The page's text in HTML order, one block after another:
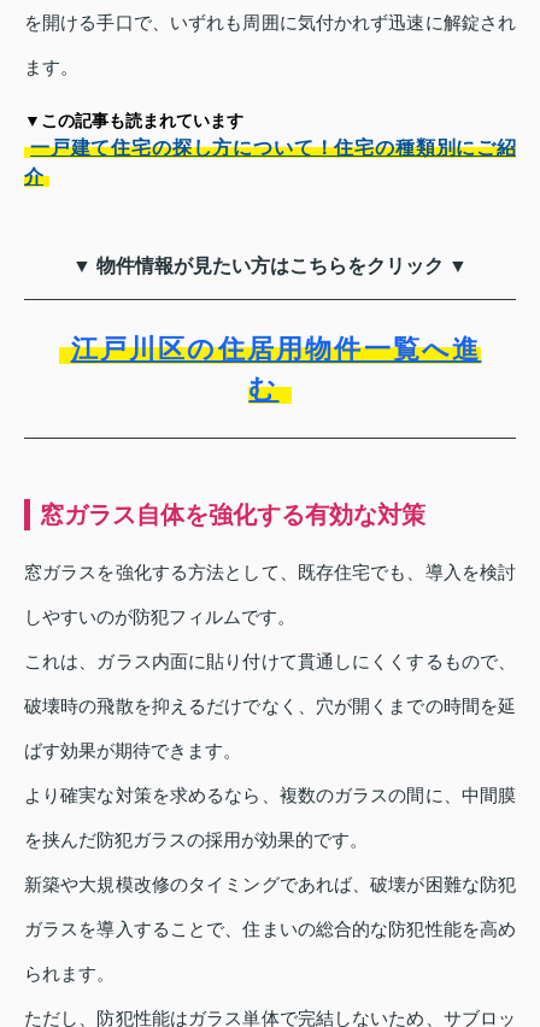
を開ける手口で、いずれも周囲に気付かれず迅速に解錠され
ます。
▼この記事も読まれています
一戸建て住宅の探し方について！住宅の種類別にご紹
介
▼ 物件情報が見たい方はこちらをクリック ▼
江戸川区の住居用物件一覧へ進
む
窓ガラス自体を強化する有効な対策
窓ガラスを強化する方法として、既存住宅でも、導入を検討
しやすいのが防犯フィルムです。
これは、ガラス内面に貼り付けて貫通しにくくするもので、
破壊時の飛散を抑えるだけでなく、穴が開くまでの時間を延
ばす効果が期待できます。
より確実な対策を求めるなら、複数のガラスの間に、中間膜
を挟んだ防犯ガラスの採用が効果的です。
新築や大規模改修のタイミングであれば、破壊が困難な防犯
ガラスを導入することで、住まいの総合的な防犯性能を高め
られます。
ただし、防犯性能はガラス単体で完結しないため、サブロッ